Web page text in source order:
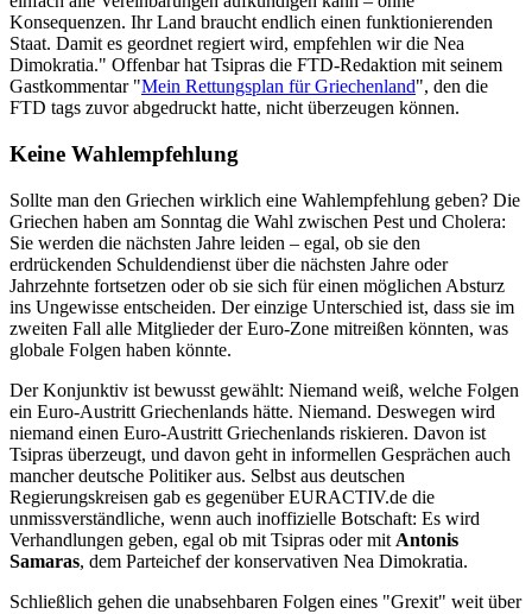
Konsequenzen. Ihr Land braucht endlich einen funktionierenden
Staat. Damit es geordnet regiert wird, empfehlen wir die Nea
Dimokratia." Offenbar hat Tsipras die FTD-Redaktion mit seinem
Gastkommentar "Mein Rettungsplan für Griechenland", den die
FTD tags zuvor abgedruckt hatte, nicht überzeugen können.
Keine Wahlempfehlung
Sollte man den Griechen wirklich eine Wahlempfehlung geben? Die
Griechen haben am Sonntag die Wahl zwischen Pest und Cholera:
Sie werden die nächsten Jahre leiden – egal, ob sie den
erdrückenden Schuldendienst über die nächsten Jahre oder
Jahrzehnte fortsetzen oder ob sie sich für einen möglichen Absturz
ins Ungewisse entscheiden. Der einzige Unterschied ist, dass sie im
zweiten Fall alle Mitglieder der Euro-Zone mitreißen könnten, was
globale Folgen haben könnte.
Der Konjunktiv ist bewusst gewählt: Niemand weiß, welche Folgen
ein Euro-Austritt Griechenlands hätte. Niemand. Deswegen wird
niemand einen Euro-Austritt Griechenlands riskieren. Davon ist
Tsipras überzeugt, und davon geht in informellen Gesprächen auch
mancher deutsche Politiker aus. Selbst aus deutschen
Regierungskreisen gab es gegenüber EURACTIV.de die
unmissverständliche, wenn auch inoffizielle Botschaft: Es wird
Verhandlungen geben, egal ob mit Tsipras oder mit Antonis
Samaras, dem Parteichef der konservativen Nea Dimokratia.
Schließlich gehen die unabsehbaren Folgen eines "Grexit" weit über